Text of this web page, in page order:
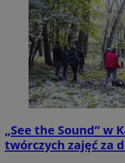
„See the Sound” w
twórczych zajęć za